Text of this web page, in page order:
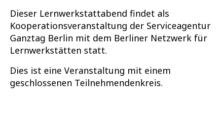
Dieser Lernwerkstattabend findet als
Kooperationsveranstaltung der Serviceagentur
Ganztag Berlin mit dem Berliner Netzwerk für
Lernwerkstätten statt.
Dies ist eine Veranstaltung mit einem
geschlossenen Teilnehmendenkreis.